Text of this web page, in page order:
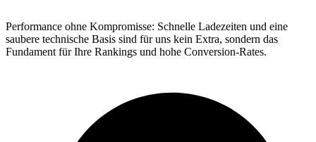
Performance ohne Kompromisse: Schnelle Ladezeiten und eine
saubere technische Basis sind für uns kein Extra, sondern das
Fundament für Ihre Rankings und hohe Conversion-Rates.